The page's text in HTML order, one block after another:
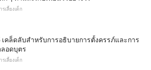
รเลี้ยงเด็ก
เคล็ดลับสำหรับการอธิบายการตั้งครรภ์และการ
ลอดบุตร
รเลี้ยงเด็ก